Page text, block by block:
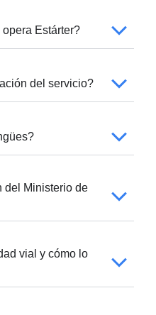
Estárter?
del servicio?
del Ministerio de
vial y cómo lo